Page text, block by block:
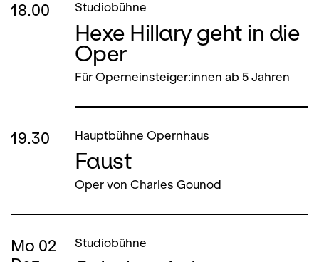
18.00 Studiobühne
Hexe Hillary geht in die
Oper
Für Operneinsteiger:innen ab 5 Jahren
19.30 Hauptbühne Opernhaus
Faust
Oper von Charles Gounod
Mo 02
Studiobühne